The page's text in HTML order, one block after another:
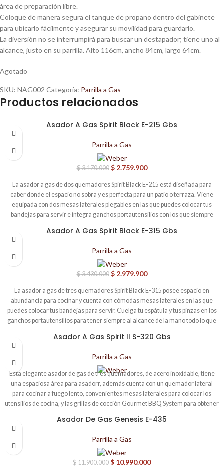
área de preparación libre.
Coloque de manera segura el tanque de propano dentro del gabinete
para ubicarlo fácilmente y asegurar su movilidad para guardarlo.
La diversión no se interrumpirá para buscar un destapador; tiene uno al
alcance, justo en su parrilla. Alto 116cm, ancho 84cm, largo 64cm.
Agotado
SKU: NAG002 Categoría: Parrilla a Gas
Productos relacionados
Asador A Gas Spirit Black E-215 Gbs
Parrilla a Gas
$3.170.000 $2.759.900
La asador a gas de dos quemadores Spirit Black E-215 está diseñada para
caber donde el espacio no sobra y es perfecta para un patio o terraza. Viene
equipada con dos mesas laterales plegables en las que puedes colocar tus
bandejas para servir e integra ganchos portautensilios con los que siempre
BBQ System de gran resistencia y fácil limpieza fabricadas en hierro colado
y el agrietamiento. • Área de cocción principal de 2340 cm². • Dos mesas
laterales plegables, perfectas para patios y terrazas pequeñas. • Soporte para
calentar, ideal para mantener los alimentos calientes sin que ocupen espacio
Asador A Gas Spirit Black E-315 Gbs
Parrilla a Gas
$3.430.000 $2.979.900
La asador a gas de tres quemadores Spirit Black E-315 posee espacio en
abundancia para cocinar y cuenta con cómodas mesas laterales en las que
puedes colocar tus bandejas para servir. Cuelga tu espátula y tus pinzas en los
ganchos portautensilios para tener siempre al alcance de la mano todo lo que
fabricadas en hierro colado vitrificado. • El acabado vitrificado de Weber
principal de 2745 cm². • Soporte para calentar, ideal para mantener los
alimentos calientes sin que ocupen espacio en la rejilla principal. • Distribuye
uniformemente el calor, evitando la aparición de zonas calientes o frías en las
rejillas.
Asador A Gas Spirit II S-320 Gbs
Parrilla a Gas
Esta elegante asador de gas de tres quemadores, de acero inoxidable, tiene
una espaciosa área para asadorr, además cuenta con un quemador lateral
para cocinar a fuego lento, convenientes mesas laterales para colocar los
utensilios de cocina, y las grillas de cocción Gourmet BBQ System para obtener
carrito abierto son perfectos para almacenar y colgar accesorios para asadorr,
Asador De Gas Genesis E-435
Parrilla a Gas
$11.900.000 $ 10.990.000